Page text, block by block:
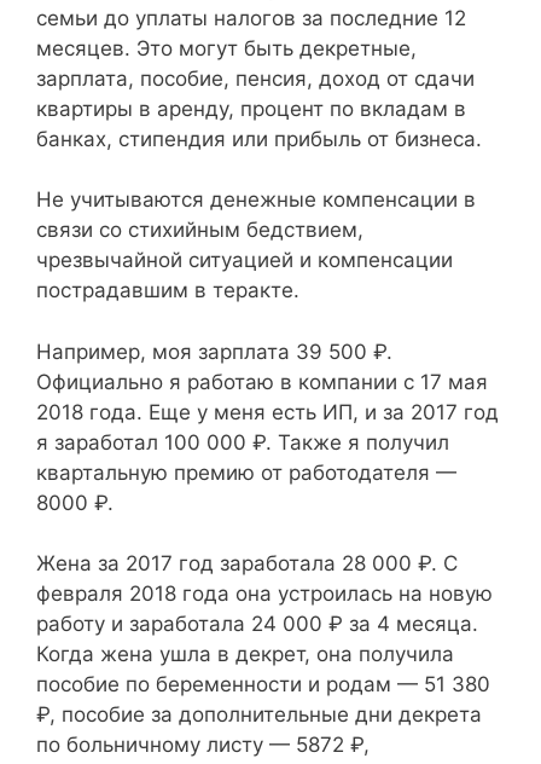
семьи до уплаты налогов за последние 12
месяцев. Это могут быть декретные,
зарплата, пособие, пенсия, доход от сдачи
квартиры в аренду, процент по вкладам в
банках, стипендия или прибыль от бизнеса.
Не учитываются денежные компенсации в
связи со стихийным бедствием,
чрезвычайной ситуацией и компенсации
пострадавшим в теракте.
Например, моя зарплата 39 500 ₽.
Официально я работаю в компании с 17 мая
2018 года. Еще у меня есть ИП, и за 2017 год
я заработал 100 000 ₽. Также я получил
квартальную премию от работодателя —
8000 ₽.
Жена за 2017 год заработала 28 000 ₽. С
февраля 2018 года она устроилась на новую
работу и заработала 24 000 ₽ за 4 месяца.
Когда жена ушла в декрет, она получила
пособие по беременности и родам — 51 380
₽, пособие за дополнительные дни декрета
по больничному листу — 5872 ₽,